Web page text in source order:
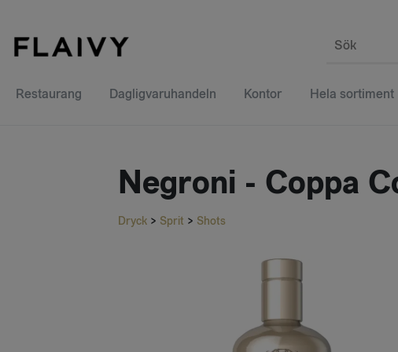
Sök
Restaurang Dagligvaruhandeln Kontor Hela sortiment
Negroni - Coppa
Dryck > Sprit > Shots